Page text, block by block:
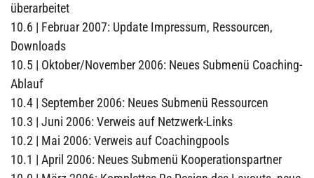
überarbeitet
10.6 | Februar 2007: Update Impressum, Ressourcen,
Downloads
10.5 | Oktober/November 2006: Neues Submenü Coaching-
Ablauf
10.4 | September 2006: Neues Submenü Ressourcen
10.3 | Juni 2006: Verweis auf Netzwerk-Links
10.2 | Mai 2006: Verweis auf Coachingpools
10.1 | April 2006: Neues Submenü Kooperationspartner